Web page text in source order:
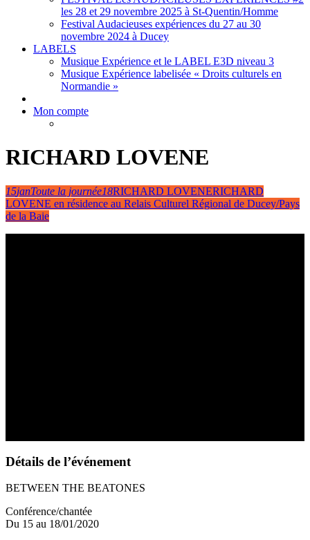
les 28 et 29 novembre 2025 à St-Quentin/Homme
Festival Audacieuses expériences du 27 au 30
novembre 2024 à Ducey
LABELS
Musique Expérience et le LABEL E3D niveau 3
Musique Expérience labelisée « Droits culturels en
Normandie »
Mon compte
RICHARD LOVENE
15janToute la journée18RICHARD LOVENERICHARD
LOVENE en résidence au Relais Culturel Régional de Ducey/Pays
de la Baie
Détails de l’événement
BETWEEN THE BEATONES
Conférence/chantée
Du 15 au 18/01/2020